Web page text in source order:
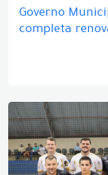
Governo
completa